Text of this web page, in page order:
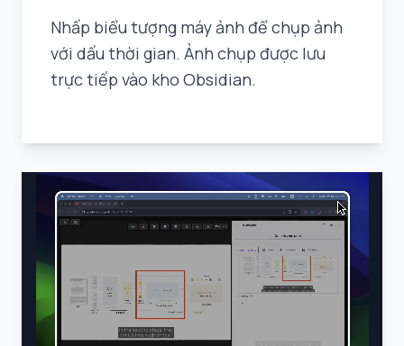
Nhấp biểu tượng máy ảnh để chụp ảnh
với dấu thời gian. Ảnh chụp được lưu
trực tiếp vào kho Obsidian.